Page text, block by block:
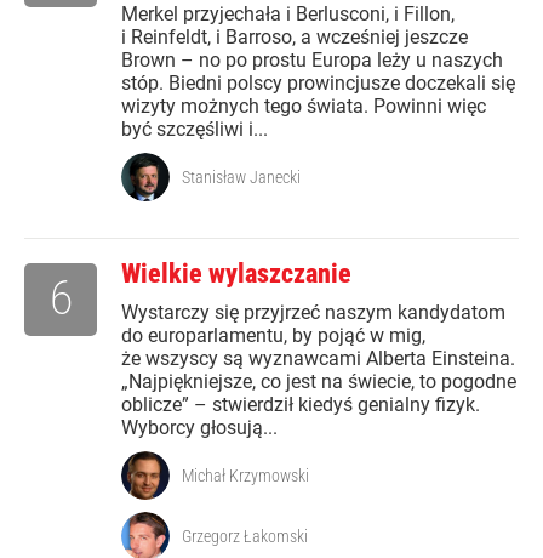
Merkel przyjechała i Berlusconi, i Fillon,
i Reinfeldt, i Barroso, a wcześniej jeszcze
Brown – no po prostu Europa leży u naszych
stóp. Biedni polscy prowincjusze doczekali się
wizyty możnych tego świata. Powinni więc
być szczęśliwi i...
Stanisław Janecki
Wielkie wylaszczanie
Wystarczy się przyjrzeć naszym kandydatom
do europarlamentu, by pojąć w mig,
że wszyscy są wyznawcami Alberta Einsteina.
„Najpiękniejsze, co jest na świecie, to pogodne
oblicze” – stwierdził kiedyś genialny fizyk.
Wyborcy głosują...
6
Michał Krzymowski
Grzegorz Łakomski